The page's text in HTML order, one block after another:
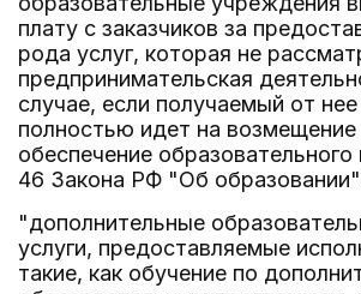
плату с заказчиков за
рода услуг, которая не
предпринимательская
случае, если получаемый от
полностью идет на возмещение
обеспечение образовательного
46 Закона РФ "Об
"дополнительные
услуги, предоставляемые
такие, как обучение по